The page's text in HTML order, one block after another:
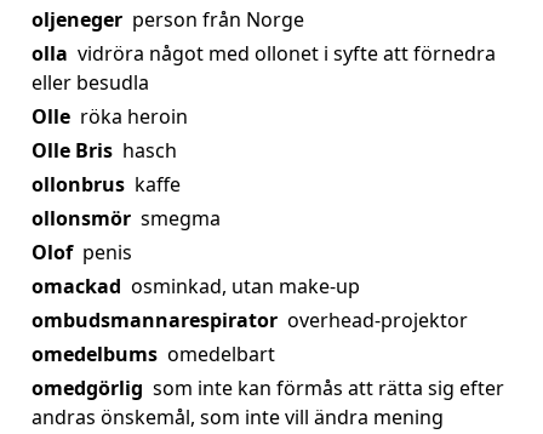
oljeneger person från Norge
olla vidröra något med ollonet i syfte att förnedra
eller besudla
Olle röka heroin
Olle Bris hasch
ollonbrus kaffe
ollonsmör smegma
Olof penis
omackad osminkad, utan make-up
ombudsmannarespirator overhead-projektor
omedelbums omedelbart
omedgörlig som inte kan förmås att rätta sig efter
andras önskemål, som inte vill ändra mening